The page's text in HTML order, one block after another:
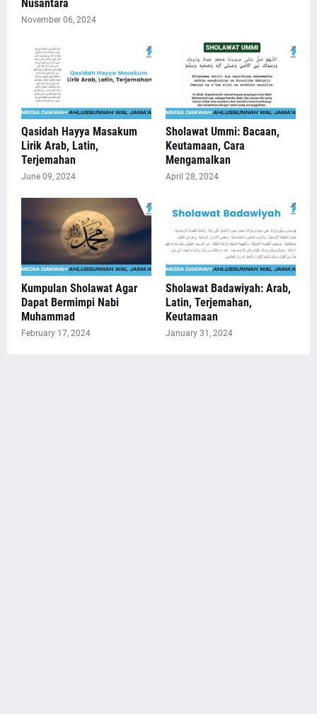
Nusantara
November 06, 2024
Qasidah Hayya Masakum
Lirik Arab, Latin,
Terjemahan
June 09, 2024
Sholawat Ummi: Bacaan,
Keutamaan, Cara
Mengamalkan
April 28, 2024
Kumpulan Sholawat Agar
Dapat Bermimpi Nabi
Muhammad
February 17, 2024
Sholawat Badawiyah: Arab,
Latin, Terjemahan,
Keutamaan
January 31, 2024